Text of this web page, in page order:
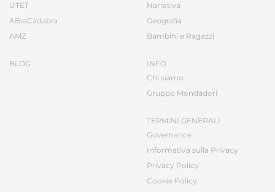
UTET
ABraCadabra
AMZ
BLOG
Narrativa
Geografia
Bambini e Ragazzi
INFO
Chi siamo
Gruppo Mondadori
TERMINI GENERALI
Governance
Informativa sulla Privacy
Privacy Policy
Cookie Policy